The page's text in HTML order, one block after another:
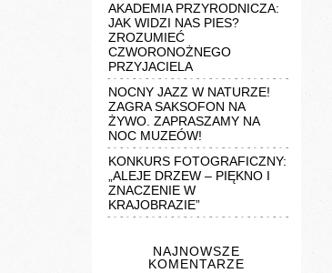
AKADEMIA PRZYRODNICZA:
JAK WIDZI NAS PIES?
ZROZUMIEĆ
CZWORONOŻNEGO
PRZYJACIELA
NOCNY JAZZ W NATURZE!
ZAGRA SAKSOFON NA
ŻYWO. ZAPRASZAMY NA
NOC MUZEÓW!
KONKURS FOTOGRAFICZNY:
„ALEJE DRZEW – PIĘKNO I
ZNACZENIE W
KRAJOBRAZIE”
NAJNOWSZE
KOMENTARZE